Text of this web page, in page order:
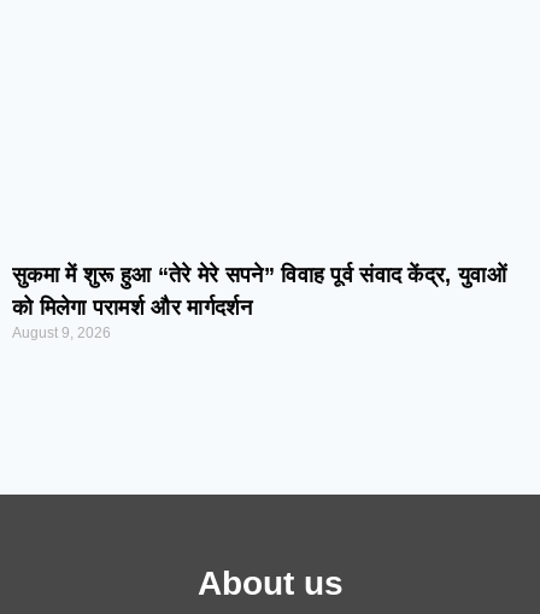
सुकमा में शुरू हुआ “तेरे मेरे सपने” विवाह पूर्व संवाद केंद्र, युवाओं
को मिलेगा परामर्श और मार्गदर्शन
August 9, 2026
About us